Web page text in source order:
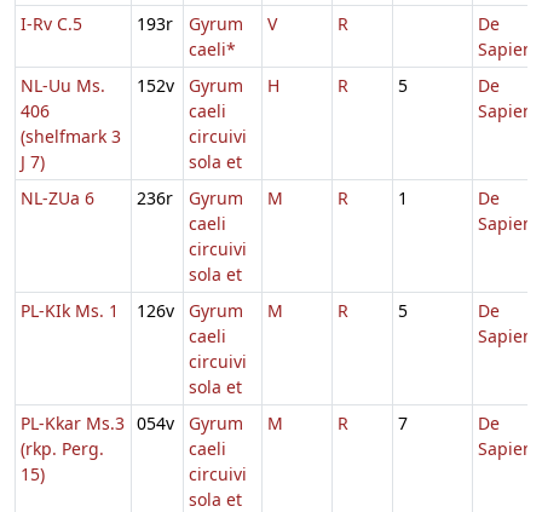
I-Rv C.5 193r
Gyrum
caeli*
V R
De
NL-Uu Ms.
406
(shelfmark 3
J 7)
152v
Gyrum
caeli
circuivi
sola et
H R 5
De
NL-ZUa 6 236r
Gyrum
caeli
circuivi
sola et
M R 1
De
PL-KIk Ms. 1 126v
Gyrum
caeli
circuivi
sola et
M R 5
De
PL-Kkar Ms.3
(rkp. Perg.
15)
054v
Gyrum
caeli
circuivi
sola et
M R 7
De